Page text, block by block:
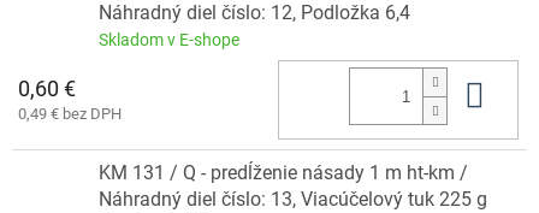
Náhradný diel číslo: 12, Podložka 6,4
Skladom v E-shope
0,60 €
0,49 € bez DPH
KM 131 / Q - predĺženie násady 1 m ht-km /
Náhradný diel číslo: 13, Viacúčelový tuk 225 g